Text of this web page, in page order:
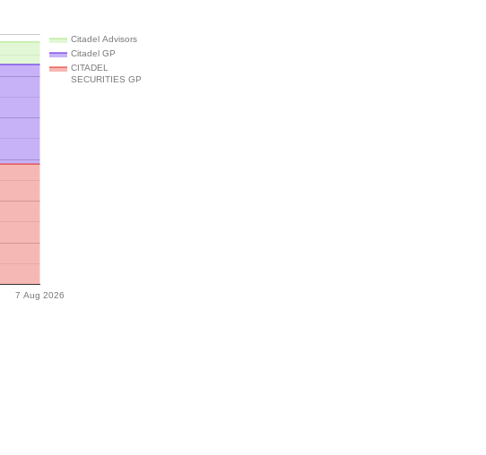
Citadel Advisors
Citadel GP
CITADEL
SECURITIES GP
7 Aug 2026